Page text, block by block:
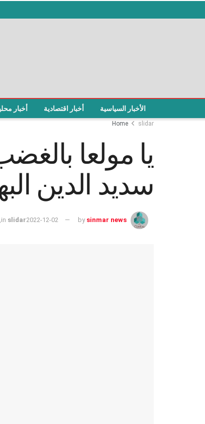
الأخبار السياسية أخبار اقتصادية أخبار
Home slidar
يا مولعا
سديد الدين
by sinmar news
2022-12-02
in slidar
,